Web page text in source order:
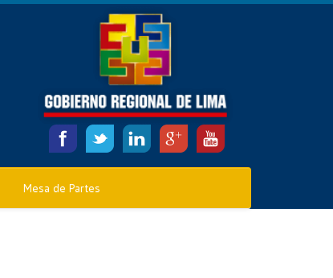
Mesa de Partes